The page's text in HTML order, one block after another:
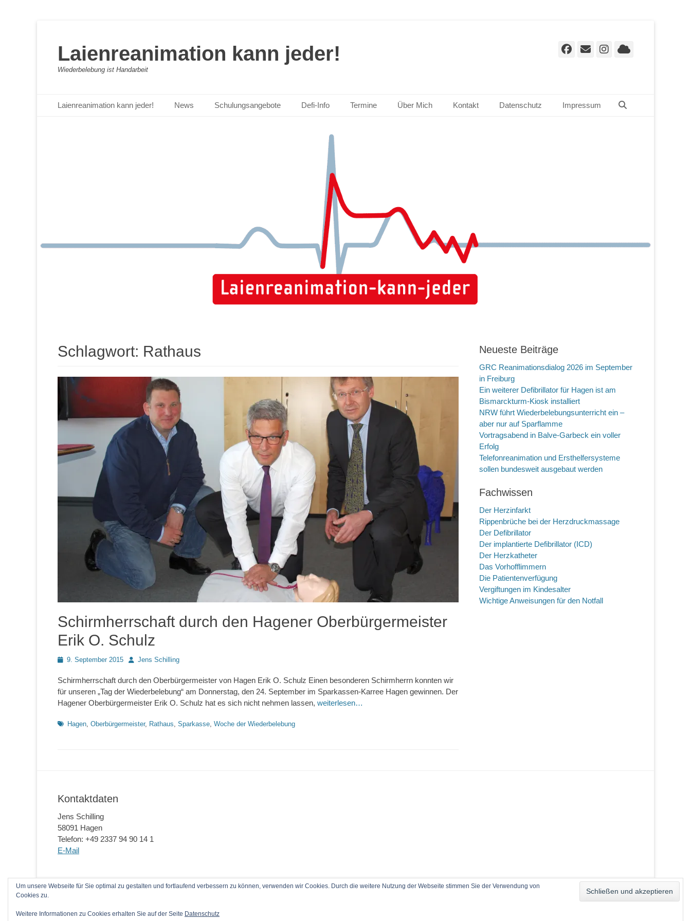
Laienreanimation kann jeder!
Wiederbelebung ist Handarbeit
Facebook
E-
Instagram
Cloud
Primäres Menü
Inhalt
Laienreanimation kann jeder! News Schulungsangebote Defi-Info Termine Über Mich Kontakt Datenschutz Impressum
Schlagwort: Rathaus
Schirmherrschaft durch den Hagener Oberbürgermeister
Erik O. Schulz
Posted9. September 2015 AutorJens Schilling
Schirmherrschaft durch den Oberbürgermeister von Hagen Erik O. Schulz Einen besonderen Schirmherrn konnten wir
für unseren „Tag der Wiederbelebung“ am Donnerstag, den 24. September im Sparkassen-Karree Hagen gewinnen. Der
Hagener Oberbürgermeister Erik O. Schulz hat es sich nicht nehmen lassen, weiterlesen…
Schlagworte
Hagen, Oberbürgermeister, Rathaus, Sparkasse, Woche der Wiederbelebung
Neueste Beiträge
GRC Reanimationsdialog 2026 im September
in Freiburg
Ein weiterer Defibrillator für Hagen ist am
Bismarckturm-Kiosk installiert
NRW führt Wiederbelebungsunterricht ein –
aber nur auf Sparflamme
Vortragsabend in Balve-Garbeck ein voller
Erfolg
Telefonreanimation und Ersthelfersysteme
sollen bundesweit ausgebaut werden
Fachwissen
Der Herzinfarkt
Rippenbrüche bei der Herzdruckmassage
Der Defibrillator
Der implantierte Defibrillator (ICD)
Der Herzkatheter
Das Vorhofflimmern
Die Patientenverfügung
Vergiftungen im Kindesalter
Wichtige Anweisungen für den Notfall
Kontaktdaten
Jens Schilling
58091 Hagen
Telefon: +49 2337 94 90 14 1
E-Mail
Catch Themes
Um unsere Webseite für Sie optimal zu gestalten und fortlaufend verbessern zu können, verwenden wir Cookies. Durch die weitere Nutzung der Webseite stimmen Sie der Verwendung von
Cookies zu.
Weitere Informationen zu Cookies erhalten Sie auf der Seite Datenschutz